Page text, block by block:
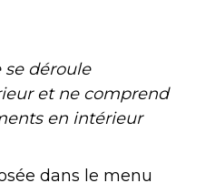
déroule
et ne comprend
en intérieur
dans le menu